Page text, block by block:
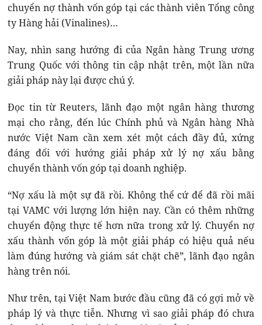
chuyển nợ thành vốn góp tại các thành viên Tổng công
ty Hàng hải (Vinalines)…
Nay, nhìn sang hướng đi của Ngân hàng Trung ương
Trung Quốc với thông tin cập nhật trên, một lần nữa
giải pháp này lại được chú ý.
Đọc tin từ Reuters, lãnh đạo một ngân hàng thương
mại cho rằng, đến lúc Chính phủ và Ngân hàng Nhà
nước Việt Nam cần xem xét một cách đầy đủ, xứng
đáng đối với hướng giải pháp xử lý nợ xấu bằng
chuyển thành vốn góp tại doanh nghiệp.
“Nợ xấu là một sự đã rồi. Không thể cứ để đã rồi mãi
tại VAMC với lượng lớn hiện nay. Cần có thêm những
chuyển động thực tế hơn nữa trong xử lý. Chuyển nợ
xấu thành vốn góp là một giải pháp có hiệu quả nếu
làm đúng hướng và giám sát chặt chẽ”, lãnh đạo ngân
hàng trên nói.
Như trên, tại Việt Nam bước đầu cũng đã có gợi mở về
pháp lý và thực tiễn. Nhưng vì sao giải pháp đó chưa